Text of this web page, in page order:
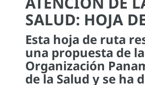
SALUD: HOJA
Esta hoja de ruta
una propuesta de la
Organización
de la Salud y se ha